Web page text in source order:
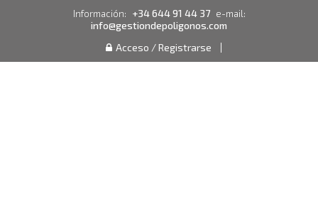
Información: +34 644 91 44 37 e-mail:
info@gestiondepoligonos.com
Acceso / Registrarse